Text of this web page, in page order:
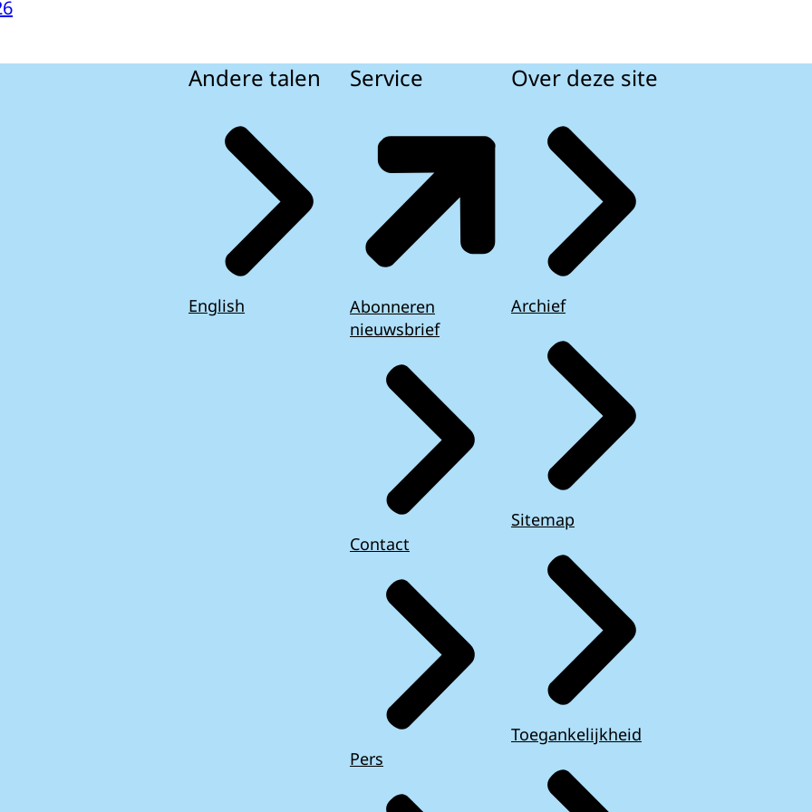
Andere talen
English
Service
Abonneren
nieuwsbrief
Contact
Pers
Over deze site
Archief
Sitemap
Toegankelijkheid